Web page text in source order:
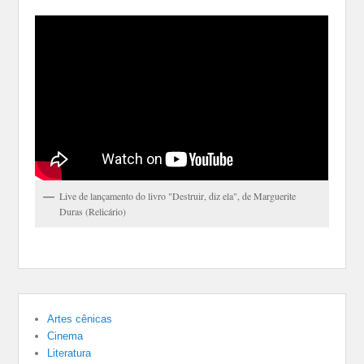
Live de lançamento do livro "Destruir, diz ela", de Marguerite
Duras (Relicário)
Artes cênicas
Cinema
Literatura